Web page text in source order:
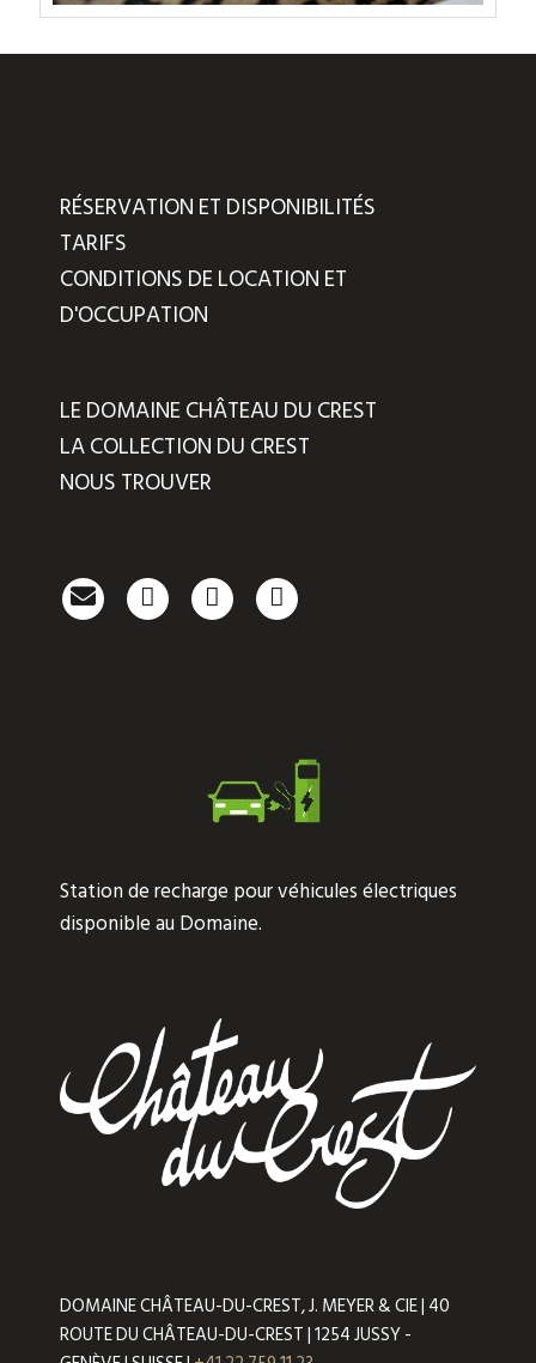
RÉSERVATION ET DISPONIBILITÉS
TARIFS
CONDITIONS DE LOCATION ET
D'OCCUPATION
LE DOMAINE CHÂTEAU DU CREST
LA COLLECTION DU CREST
NOUS TROUVER
Station de recharge pour véhicules électriques
disponible au Domaine.
DOMAINE CHÂTEAU-DU-CREST, J. MEYER & CIE | 40
ROUTE DU CHÂTEAU-DU-CREST | 1254 JUSSY -